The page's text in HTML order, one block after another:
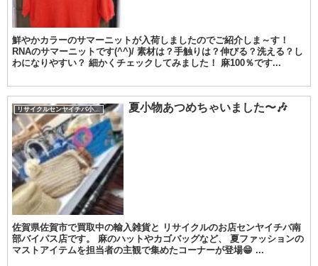
鮮やかカラーのサマーニットが入荷しましたのでご紹介しま～す！
RNAのサマーニットです(^^)/ 素材は？手触りは？伸びる？洗える？し
わになりやすい？ 細かくチェックしてみました！ 麻100％です...
リサイクルセンヤイチバ小城店 夏小物あつめちゃいました〜🎶
佐賀県佐賀市で買取中の輸入雑貨と リサイクルのお店センヤイチバ南
部バイパス店です。 麻のハットやカゴバッグなど、 夏ファッションの
マストアイテムを担当者の主観で集めたコーナーが登場😁 ...